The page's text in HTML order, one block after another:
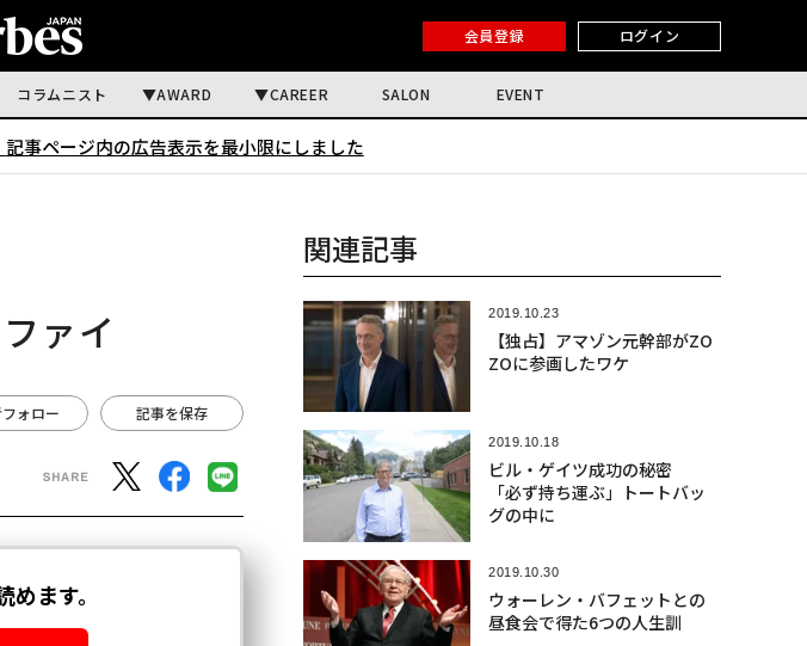
会員登録 ログイン
コラムニスト AWARD CAREER SALON EVENT
記事ページ内の広告表示を最小限にしました
ァイ
ォロー 記事を保存
関連記事
2019.10.23
【独占】アマゾン元幹部がZO
ZOに参画したワケ
2019.10.18
ビル・ゲイツ成功の秘密
「必ず持ち運ぶ」トートバッ
グの中に
2019.10.30
ウォーレン・バフェットとの
昼食会で得た6つの人生訓